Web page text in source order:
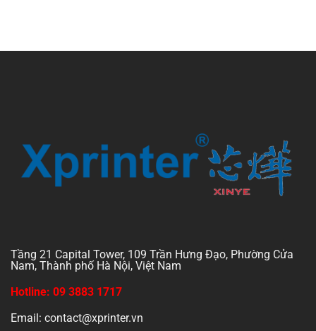
Tầng 21 Capital Tower, 109 Trần Hưng Đạo, Phường Cửa
Nam, Thành phố Hà Nội, Việt Nam
Hotline: 09 3883 1717
Email: contact@xprinter.vn